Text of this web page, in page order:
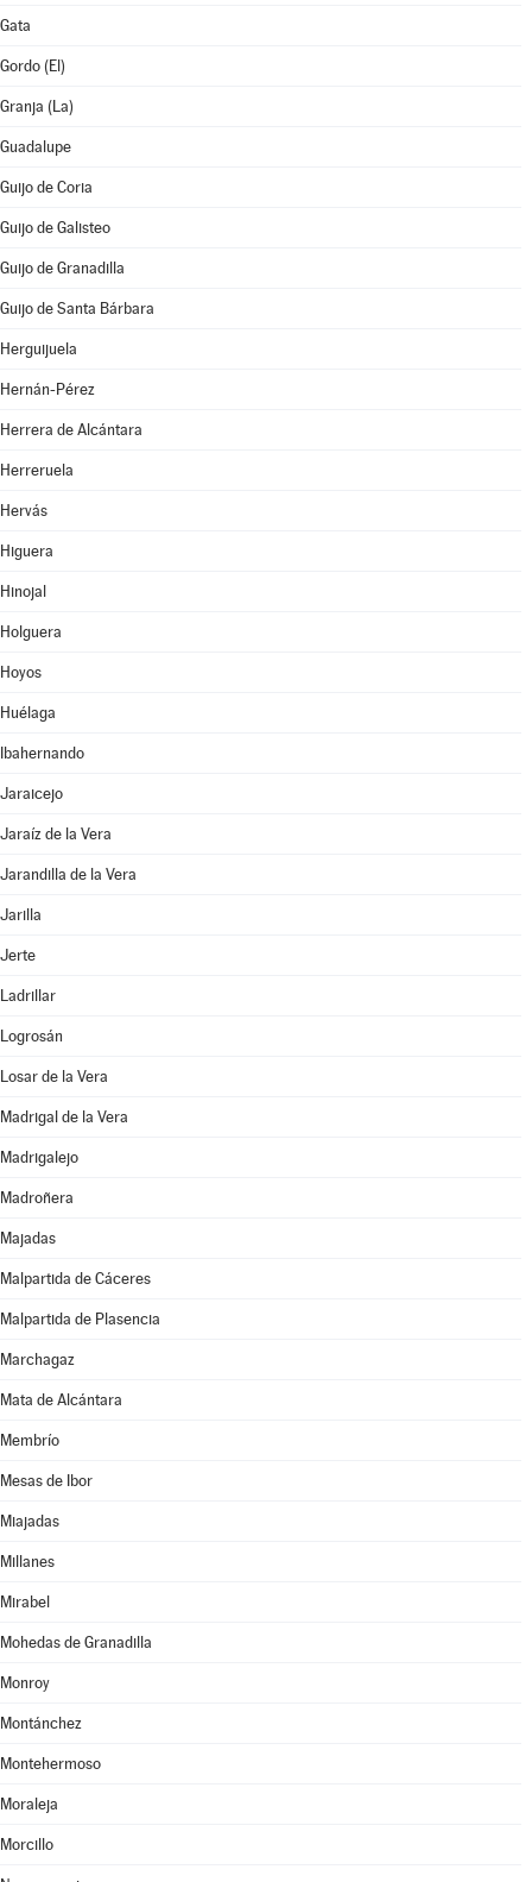
Gata
Gordo (El)
Granja (La)
Guadalupe
Guijo de Coria
Guijo de Galisteo
Guijo de Granadilla
Guijo de Santa Bárbara
Herguijuela
Hernán-Pérez
Herrera de Alcántara
Herreruela
Hervás
Higuera
Hinojal
Holguera
Hoyos
Huélaga
Ibahernando
Jaraicejo
Jaraíz de la Vera
Jarandilla de la Vera
Jarilla
Jerte
Ladrillar
Logrosán
Losar de la Vera
Madrigal de la Vera
Madrigalejo
Madroñera
Majadas
Malpartida de Cáceres
Malpartida de Plasencia
Marchagaz
Mata de Alcántara
Membrío
Mesas de Ibor
Miajadas
Millanes
Mirabel
Mohedas de Granadilla
Monroy
Montánchez
Montehermoso
Moraleja
Morcillo